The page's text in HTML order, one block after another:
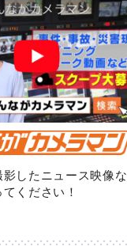
影したニュース映像な
ください！